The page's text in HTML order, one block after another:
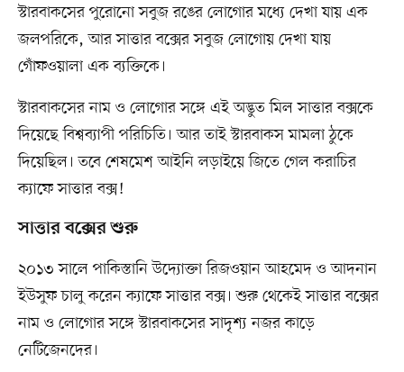
স্টারবাকসের পুরোনো সবুজ রঙের লোগোর মধ্যে দেখা যায় এক
জলপরিকে, আর সাত্তার বক্সের সবুজ লোগোয় দেখা যায়
গোঁফওয়ালা এক ব্যক্তিকে।
স্টারবাকসের নাম ও লোগোর সঙ্গে এই অদ্ভুত মিল সাত্তার বক্সকে
দিয়েছে বিশ্বব্যাপী পরিচিতি। আর তাই স্টারবাকস মামলা ঠুকে
দিয়েছিল। তবে শেষমেশ আইনি লড়াইয়ে জিতে গেল করাচির
ক্যাফে সাত্তার বক্স!
সাত্তার বক্সের শুরু
২০১৩ সালে পাকিস্তানি উদ্যোক্তা রিজওয়ান আহমেদ ও আদনান
ইউসুফ চালু করেন ক্যাফে সাত্তার বক্স। শুরু থেকেই সাত্তার বক্সের
নাম ও লোগোর সঙ্গে স্টারবাকসের সাদৃশ্য নজর কাড়ে
নেটিজেনদের।